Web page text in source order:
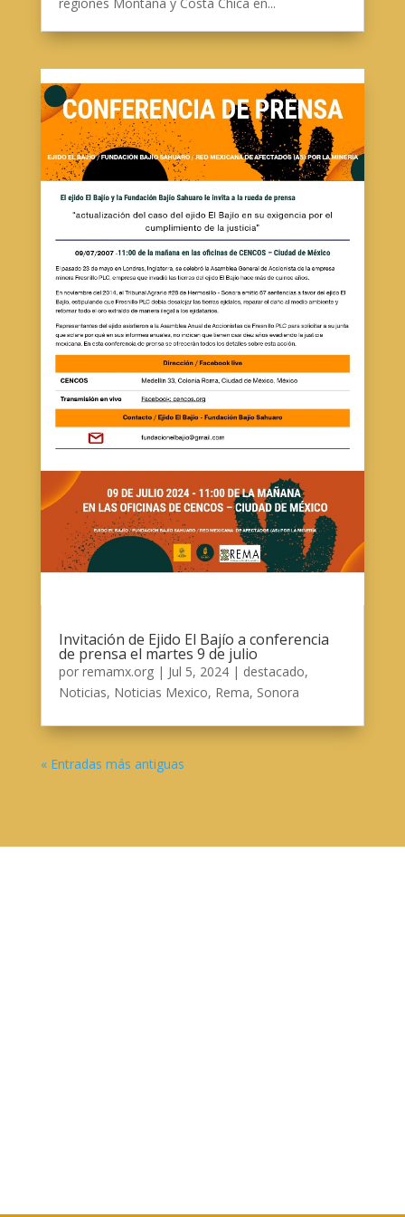
Invitación de Ejido El Bajío a conferencia
de prensa el martes 9 de julio
por remamx.org| Jul 5, 2024| destacado,
Noticias, Noticias Mexico, Rema, Sonora
« Entradas más antiguas